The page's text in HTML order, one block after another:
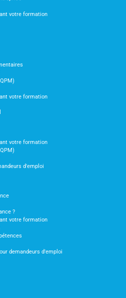
votre formation
votre formation
votre formation
d'emploi
?
votre formation
demandeurs d'emploi